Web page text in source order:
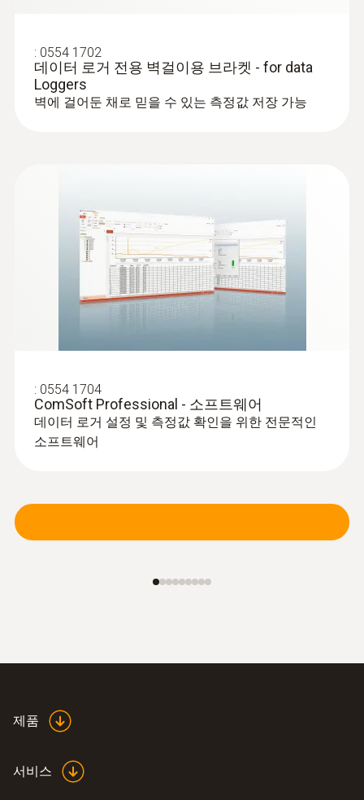
: 0554 1702
데이터 로거 전용 벽걸이용 브라켓 - for data
Loggers
벽에 걸어둔 채로 믿을 수 있는 측정값 저장 가능
: 0554 1704
ComSoft Professional - 소프트웨어
데이터 로거 설정 및 측정값 확인을 위한 전문적인
소프트웨어
제품
서비스